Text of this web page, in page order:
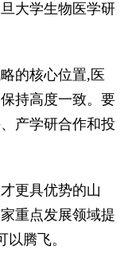
大学生物医学研
的核心位置,医
持高度一致。要
产学研合作和投
更具优势的山
重点发展领域提
腾飞。